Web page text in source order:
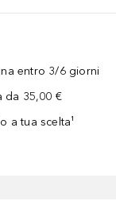
entro 3/6 giorni
da 35,00 €
a tua scelta¹